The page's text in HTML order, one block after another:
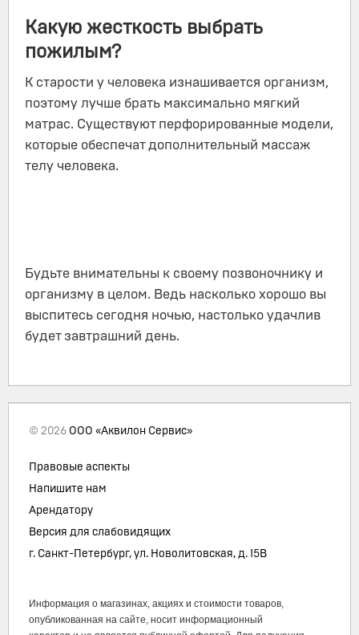
Какую жесткость выбрать
пожилым?
К старости у человека изнашивается организм,
поэтому лучше брать максимально мягкий
матрас. Существуют перфорированные модели,
которые обеспечат дополнительный массаж
телу человека.
Будьте внимательны к своему позвоночнику и
организму в целом. Ведь насколько хорошо вы
выспитесь сегодня ночью, настолько удачлив
будет завтрашний день.
© 2026 ООО «Аквилон Сервис»
Правовые аспекты
Напишите нам
Арендатору
Версия для слабовидящих
г. Санкт-Петербург, ул. Новолитовская, д. 15В
Информация о магазинах, акциях и стоимости товаров,
опубликованная на сайте, носит информационный